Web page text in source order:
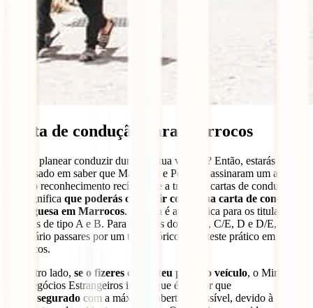
Carta de condução para Marrocos
Estás a planear conduzir durante a tua viagem? Então, estarás
interessado em saber que Marrocos e Portugal assinaram um acordo
sobre o reconhecimento recíproco e a troca de cartas de condução.
Isto significa que poderás conduzir com a tua carta de condução
portuguesa em Marrocos. A troca é automática para os titulares de
licenças de tipo A e B. Para licenças do tipo C, C/E, D e D/E, é
necessário passares por um teste teórico e um teste prático em
Marrocos.
Por outro lado, se o fizeres com o teu próprio veículo, o Ministério
dos Negócios Estrangeiros indica que é melhor que
segurado com a máxima cobertura possível, devido à